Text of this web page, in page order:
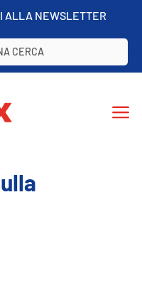
ALLA NEWSLETTER
CERCA